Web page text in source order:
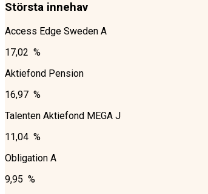
Största innehav
Access Edge Sweden A
17,02 %
Aktiefond Pension
16,97 %
Talenten Aktiefond MEGA J
11,04 %
Obligation A
9,95 %